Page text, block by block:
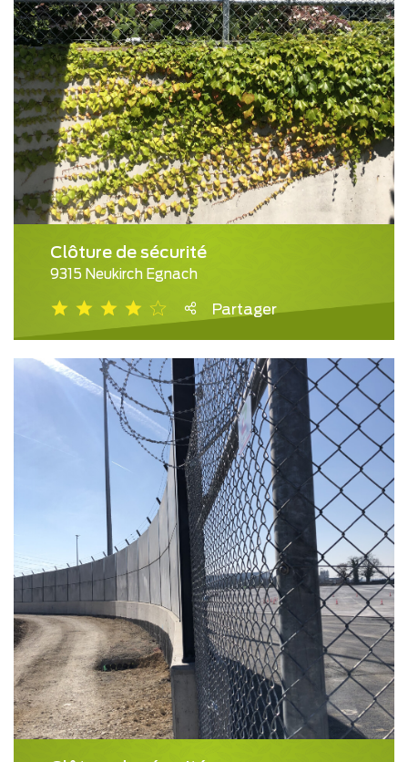
Clôture de sécurité
9315 Neukirch Egnach
Partager